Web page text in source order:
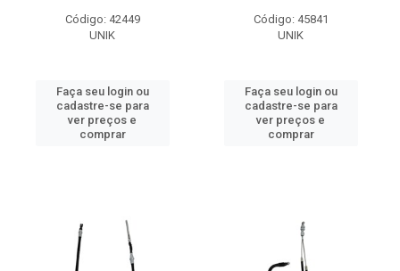
Código: 42449
UNIK
Faça seu login ou
cadastre-se para
ver preços e
comprar
Código: 45841
UNIK
Faça seu login ou
cadastre-se para
ver preços e
comprar